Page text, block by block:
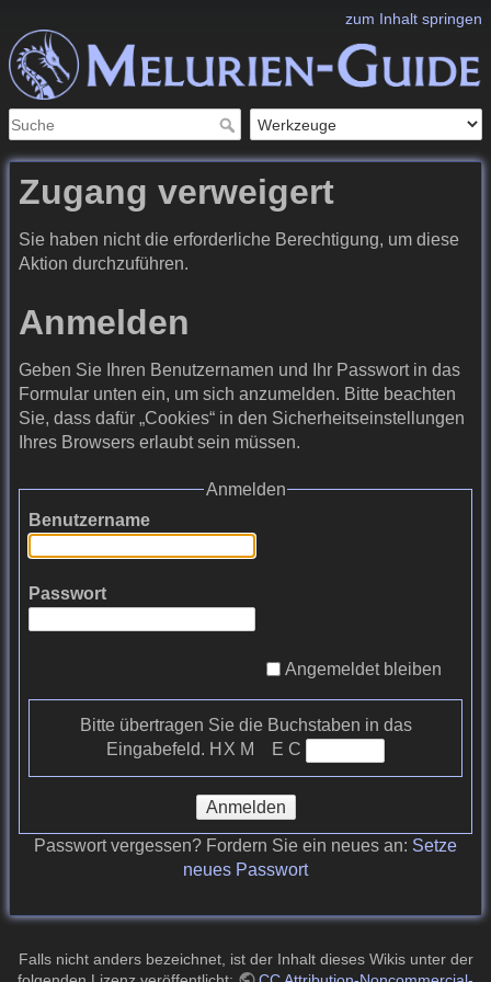
zum Inhalt springen
Zugang verweigert
Sie haben nicht die erforderliche Berechtigung, um diese
Aktion durchzuführen.
Anmelden
Geben Sie Ihren Benutzernamen und Ihr Passwort in das
Formular unten ein, um sich anzumelden. Bitte beachten
Sie, dass dafür „Cookies“ in den Sicherheitseinstellungen
Ihres Browsers erlaubt sein müssen.
Anmelden
Benutzername
Passwort
Angemeldet bleiben
Bitte übertragen Sie die Buchstaben in das
Eingabefeld. H X M E᠎ C
Anmelden
Passwort vergessen? Fordern Sie ein neues an: Setze
neues Passwort
Falls nicht anders bezeichnet, ist der Inhalt dieses Wikis unter der